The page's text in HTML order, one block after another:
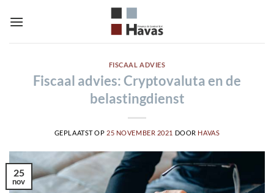
naar
FISCAAL ADVIES
Fiscaal advies: Cryptovaluta en de
belastingdienst
GEPLAATST OP 25 NOVEMBER 2021 DOOR HAVAS
25
nov